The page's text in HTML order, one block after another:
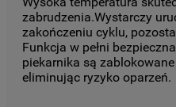
zabrudzenia.Wystarczy
zakończeniu cyklu,
Funkcja w pełni
piekarnika są
eliminując ryzyko oparzeń.